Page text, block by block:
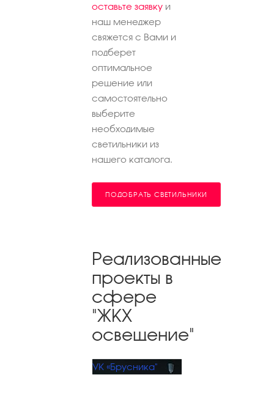
оставьте заявку и
наш менеджер
свяжется с Вами и
подберет
оптимальное
решение или
самостоятельно
выберите
необходимые
светильники из
нашего каталога.
ПОДОБРАТЬ СВЕТИЛЬНИКИ
Реализованные
проекты в
сфере
"ЖКХ
освещение"
УК «Брусника"